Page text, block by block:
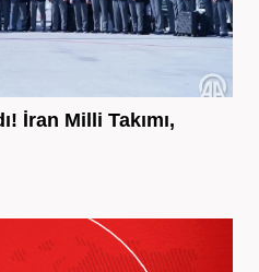
İran Milli Takımı,